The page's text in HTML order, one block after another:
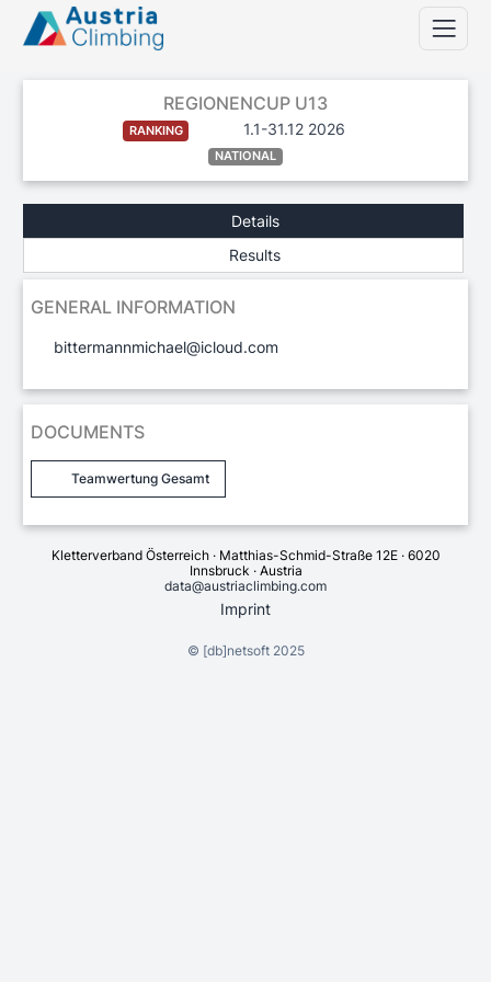
REGIONENCUP U13
RANKING 1.1-31.12 2026
NATIONAL
Details
Results
GENERAL INFORMATION
bittermannmichael@icloud.com
DOCUMENTS
Teamwertung Gesamt
Kletterverband Österreich · Matthias-Schmid-Straße 12E · 6020
Innsbruck · Austria
data@austriaclimbing.com
Imprint
© [db]netsoft2025